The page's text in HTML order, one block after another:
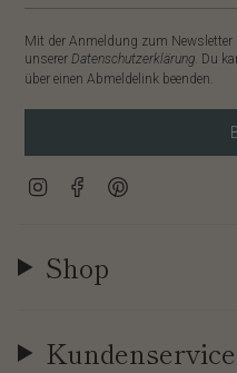
Mit der Anmeldung zum
unserer Datenschutzerklärung. Du
über einen Abmeldelink beenden.
InstagramFacebook
Shop
Kundenservice